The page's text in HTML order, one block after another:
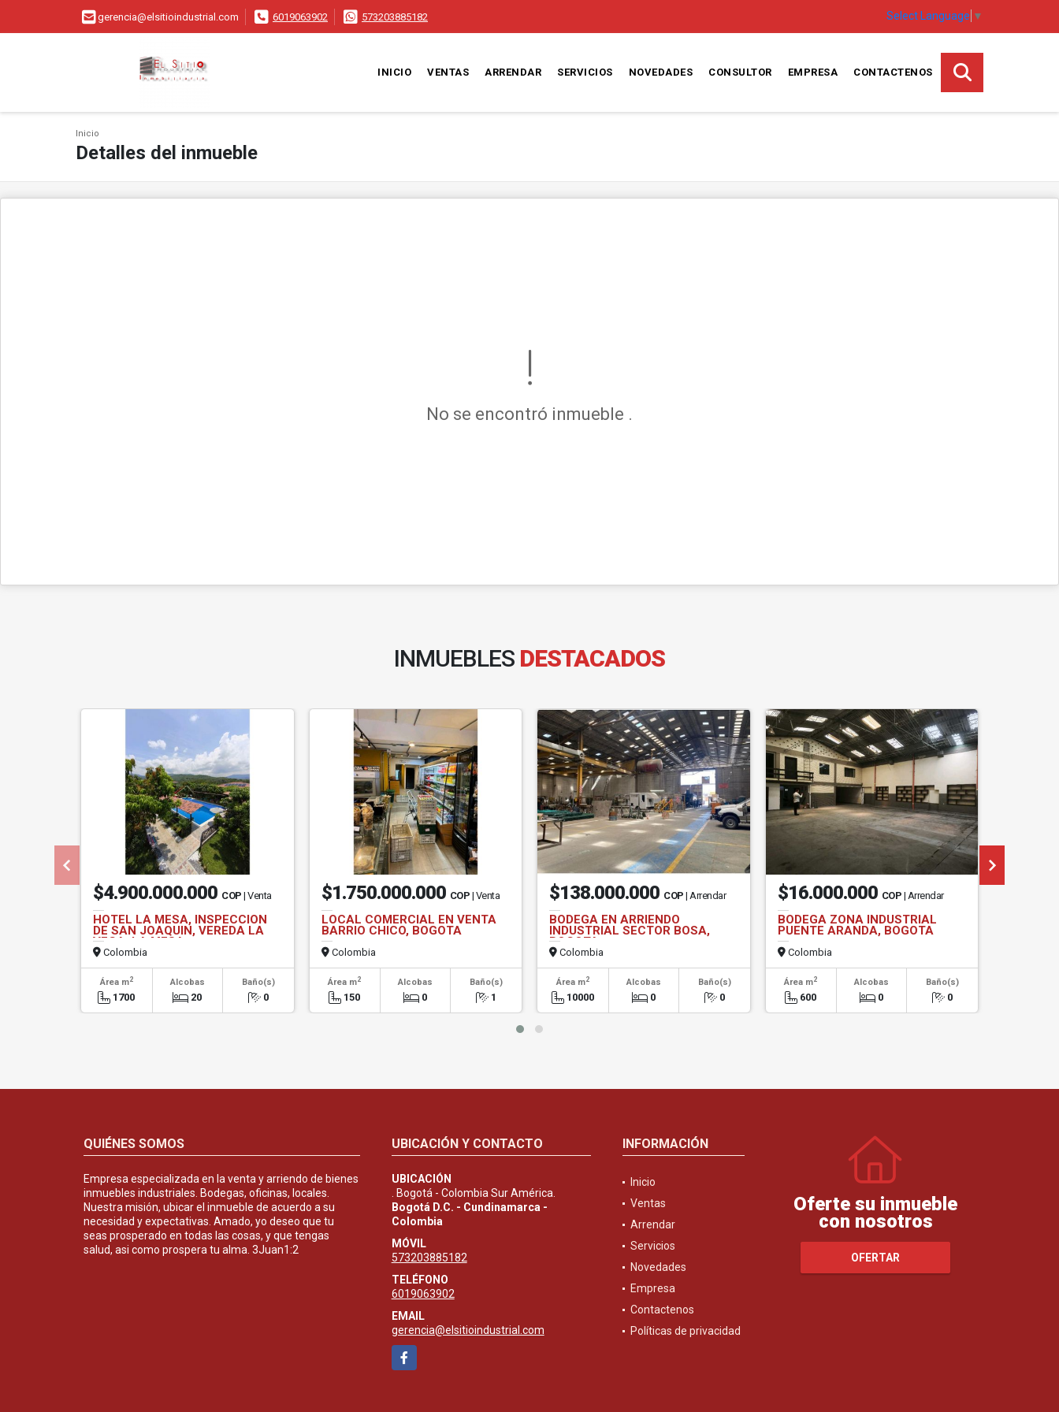
gerencia@elsitioindustrial.com 6019063902 573203885182 Select Language ▼
INICIO VENTAS ARRENDAR SERVICIOS NOVEDADES CONSULTOR EMPRESA CONTACTENOS
Inicio
Detalles del inmueble
No se encontró inmueble .
INMUEBLES DESTACADOS
$4.900.000.000 COP | Venta
HOTEL LA MESA, INSPECCION
DE SAN JOAQUIN, VEREDA LA
VEGA, LA MESA
Colombia
Área m2
1700
Alcobas
20
Baño(s)
0
$1.750.000.000 COP | Venta
LOCAL COMERCIAL EN VENTA
BARRIO CHICO, BOGOTA
Colombia
Área m2
150
Alcobas
0
Baño(s)
1
$138.000.000 COP | Arrendar
BODEGA EN ARRIENDO
INDUSTRIAL SECTOR BOSA,
BOGOTA
Colombia
Área m2
10000
Alcobas
0
Baño(s)
0
$16.000.000 COP | Arrendar
BODEGA ZONA INDUSTRIAL
PUENTE ARANDA, BOGOTA
Colombia
Área m2
600
Alcobas
0
Baño(s)
0
QUIÉNES SOMOS
Empresa especializada en la venta y arriendo de bienes
inmuebles industriales. Bodegas, oficinas, locales.
Nuestra misión, ubicar el inmueble de acuerdo a su
necesidad y expectativas. Amado, yo deseo que tu
seas prosperado en todas las cosas, y que tengas
salud, asi como prospera tu alma. 3Juan1:2
UBICACIÓN Y CONTACTO
UBICACIÓN
. Bogotá - Colombia Sur América.
Bogotá D.C. - Cundinamarca -
Colombia
MÓVIL
573203885182
TELÉFONO
6019063902
EMAIL
gerencia@elsitioindustrial.com
Facebook
INFORMACIÓN
Inicio
Ventas
Arrendar
Servicios
Novedades
Empresa
Contactenos
Políticas de privacidad
Oferte su inmueble
con nosotros
OFERTAR